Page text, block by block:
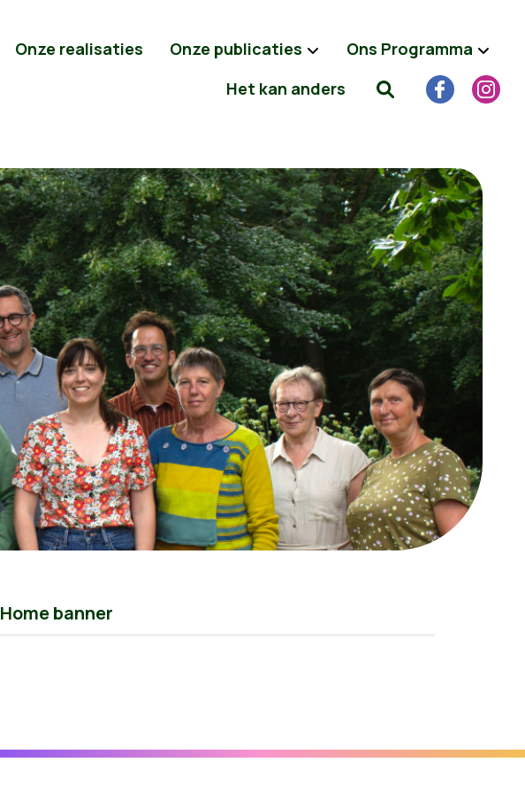
Onze realisaties Onze publicaties
Ons Programma
Het kan anders
Home banner